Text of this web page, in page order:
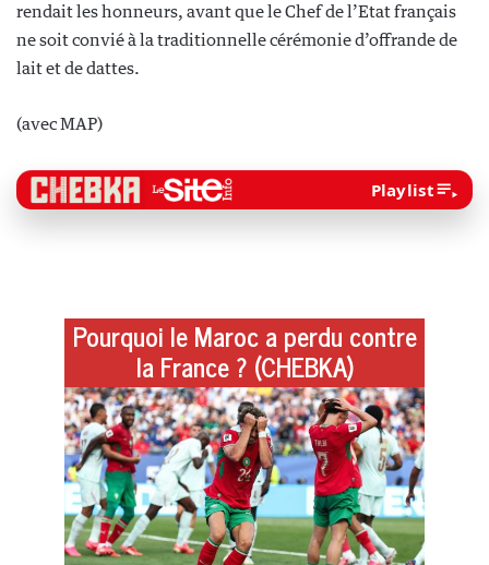
rendait les honneurs, avant que le Chef de l’Etat français
ne soit convié à la traditionnelle cérémonie d’offrande de
lait et de dattes.
(avec MAP)
Playlist
Pourquoi le Maroc a perdu contre
la France ? (CHEBKA)